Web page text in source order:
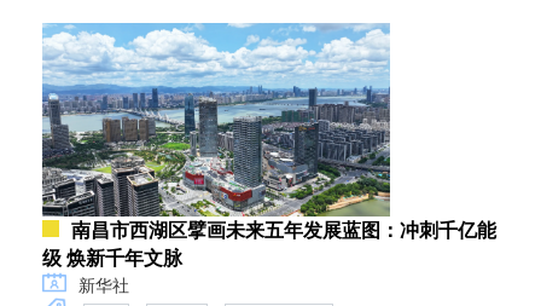
南昌市西湖区擘画未来五年发展蓝图：冲刺千亿能
级 焕新千年文脉
新华社